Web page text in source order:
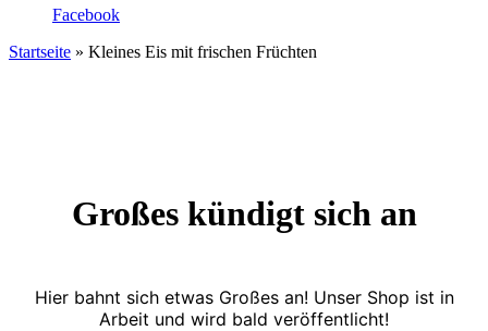
Facebook
Startseite » Kleines Eis mit frischen Früchten
Großes kündigt sich an
Hier bahnt sich etwas Großes an! Unser Shop ist in
Arbeit und wird bald veröffentlicht!